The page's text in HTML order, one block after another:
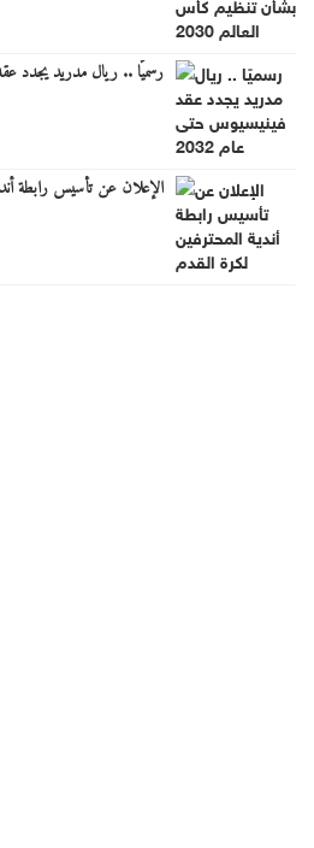
رسميًا .. ريال مدريد يجدد عقد
الإعلان عن تأسيس رابطة